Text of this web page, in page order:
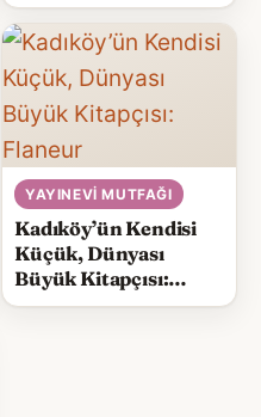
YAYINEVI MUTFAĞI
Kadıköy’ün Kendisi
Küçük, Dünyası
Büyük Kitapçısı:
Flaneur